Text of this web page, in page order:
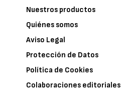
Nuestros productos
Quiénes somos
Aviso Legal
Protección de Datos
Política de Cookies
Colaboraciones editoriales